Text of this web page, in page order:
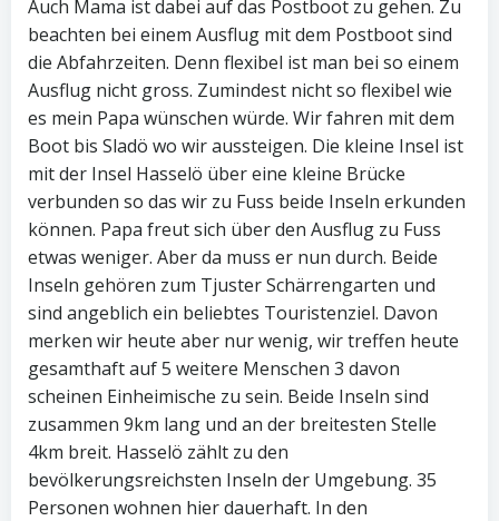
Auch Mama ist dabei auf das Postboot zu gehen. Zu
beachten bei einem Ausflug mit dem Postboot sind
die Abfahrzeiten. Denn flexibel ist man bei so einem
Ausflug nicht gross. Zumindest nicht so flexibel wie
es mein Papa wünschen würde. Wir fahren mit dem
Boot bis Sladö wo wir aussteigen. Die kleine Insel ist
mit der Insel Hasselö über eine kleine Brücke
verbunden so das wir zu Fuss beide Inseln erkunden
können. Papa freut sich über den Ausflug zu Fuss
etwas weniger. Aber da muss er nun durch. Beide
Inseln gehören zum Tjuster Schärrengarten und
sind angeblich ein beliebtes Touristenziel. Davon
merken wir heute aber nur wenig, wir treffen heute
gesamthaft auf 5 weitere Menschen 3 davon
scheinen Einheimische zu sein. Beide Inseln sind
zusammen 9km lang und an der breitesten Stelle
4km breit. Hasselö zählt zu den
bevölkerungsreichsten Inseln der Umgebung. 35
Personen wohnen hier dauerhaft. In den